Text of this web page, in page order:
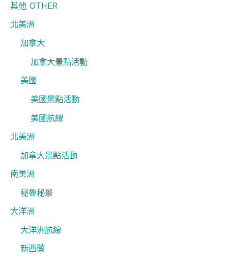
其他 OTHER
北美洲
加拿大
加拿大景點活動
美國
美國景點活動
美國航線
北美洲
加拿大景點活動
南美洲
秘魯秘景
大洋洲
大洋洲航線
新西蘭